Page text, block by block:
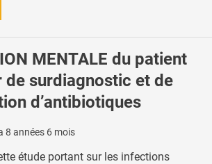
MENTALE du patient
de surdiagnostic et de
d’antibiotiques
8 années 6 mois
étude portant sur les infections